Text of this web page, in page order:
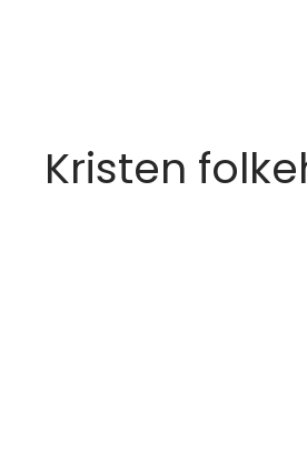
Kristen